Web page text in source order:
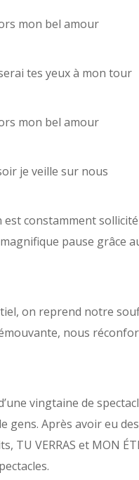
mon bel amour
tes yeux à mon tour
mon bel amour
je veille sur nous
constamment
pause grâce
on reprend notre
nous
vingtaine de
gens. Après avoir eu
TU VERRAS et MON